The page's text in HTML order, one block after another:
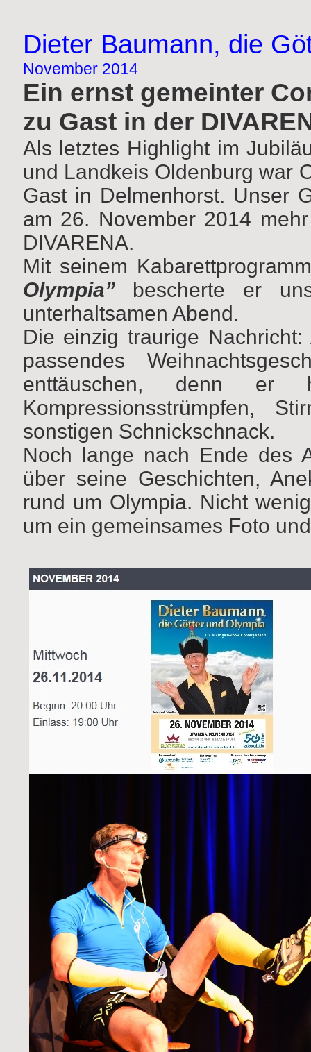
Dieter Baumann, die
November 2014
Ein ernst gemeinter
zu Gast in der
Als letztes Highlight im
und Landkeis Oldenburg war
Gast in Delmenhorst. Unser
am 26. November 2014
DIVARENA.
Mit seinem
Olympia”bescherte er uns
unterhaltsamen Abend.
Die einzig traurige
passendes
enttäuschen, denn
Kompressionsstrümpfen,
sonstigen Schnickschnack.
Noch lange nach Ende des
über seine Geschichten,
rund um Olympia. Nicht
um ein gemeinsames Foto